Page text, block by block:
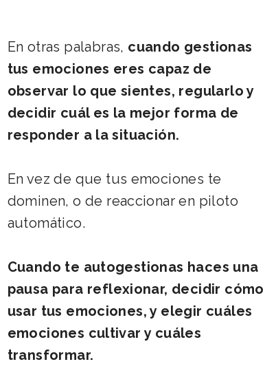
En otras palabras, cuando gestionas
tus emociones eres capaz de
observar lo que sientes, regularlo y
decidir cuál es la mejor forma de
responder a la situación.
En vez de que tus emociones te
dominen, o de reaccionar en piloto
automático.
Cuando te autogestionas haces una
pausa para reflexionar, decidir cómo
usar tus emociones, y elegir cuáles
emociones cultivar y cuáles
transformar.